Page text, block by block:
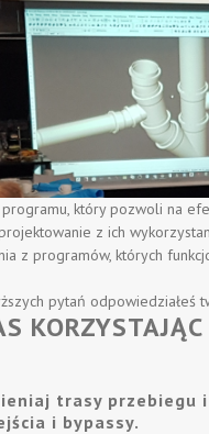
który pozwoli na
z ich
z programów, których
pytań odpowiedziałeś
trasy przebiegu
i bypassy.